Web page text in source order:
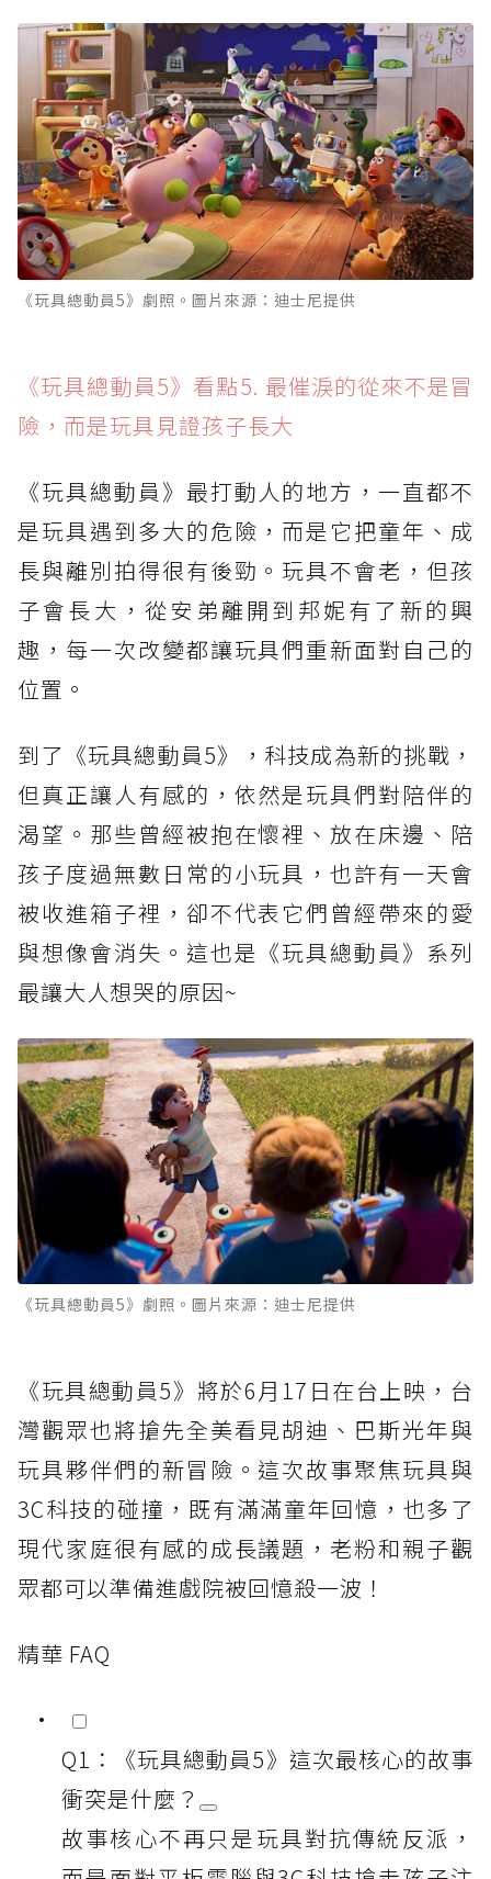
《玩具總動員5》劇照。圖片來源：迪士尼提供
《玩具總動員5》看點5. 最催淚的從來不是冒
險，而是玩具見證孩子長大
《玩具總動員》最打動人的地方，一直都不
是玩具遇到多大的危險，而是它把童年、成
長與離別拍得很有後勁。玩具不會老，但孩
子會長大，從安弟離開到邦妮有了新的興
趣，每一次改變都讓玩具們重新面對自己的
位置。
到了《玩具總動員5》，科技成為新的挑戰，
但真正讓人有感的，依然是玩具們對陪伴的
渴望。那些曾經被抱在懷裡、放在床邊、陪
孩子度過無數日常的小玩具，也許有一天會
被收進箱子裡，卻不代表它們曾經帶來的愛
與想像會消失。這也是《玩具總動員》系列
最讓大人想哭的原因~
《玩具總動員5》劇照。圖片來源：迪士尼提供
《玩具總動員5》將於6月17日在台上映，台
灣觀眾也將搶先全美看見胡迪、巴斯光年與
玩具夥伴們的新冒險。這次故事聚焦玩具與
3C科技的碰撞，既有滿滿童年回憶，也多了
現代家庭很有感的成長議題，老粉和親子觀
眾都可以準備進戲院被回憶殺一波！
精華 FAQ
Q1：《玩具總動員5》這次最核心的故事
衝突是什麼？
故事核心不再只是玩具對抗傳統反派，